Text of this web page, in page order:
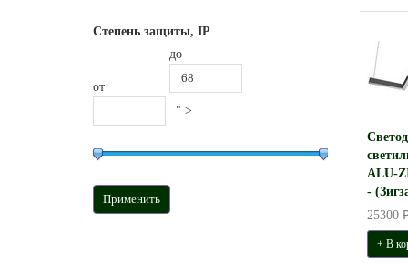
Степень защиты, IP
от
до
_" >
ALU-
-
25300
+ В